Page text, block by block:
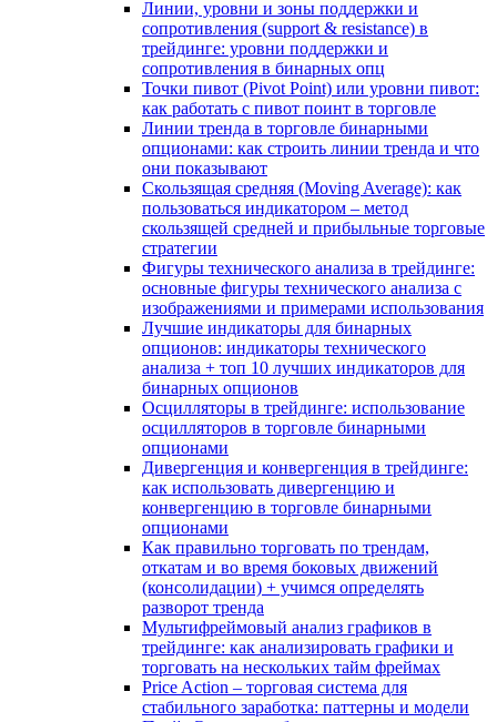
Линии, уровни и зоны поддержки и
сопротивления (support & resistance) в
трейдинге: уровни поддержки и
сопротивления в бинарных опц
Точки пивот (Pivot Point) или уровни пивот:
как работать с пивот поинт в торговле
Линии тренда в торговле бинарными
опционами: как строить линии тренда и что
они показывают
Скользящая средняя (Moving Average): как
пользоваться индикатором – метод
скользящей средней и прибыльные торговые
стратегии
Фигуры технического анализа в трейдинге:
основные фигуры технического анализа с
изображениями и примерами использования
Лучшие индикаторы для бинарных
опционов: индикаторы технического
анализа + топ 10 лучших индикаторов для
бинарных опционов
Осцилляторы в трейдинге: использование
осцилляторов в торговле бинарными
опционами
Дивергенция и конвергенция в трейдинге:
как использовать дивергенцию и
конвергенцию в торговле бинарными
опционами
Как правильно торговать по трендам,
откатам и во время боковых движений
(консолидации) + учимся определять
разворот тренда
Мультифреймовый анализ графиков в
трейдинге: как анализировать графики и
торговать на нескольких тайм фреймах
Price Action – торговая система для
стабильного заработка: паттерны и модели